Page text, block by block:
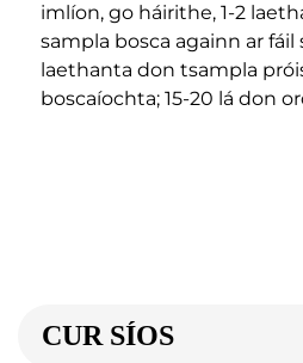
imlíon, go háirithe, 1-2
sampla bosca againn ar fáil
laethanta don tsampla
boscaíochta; 15-20 lá don
CUR SÍOS